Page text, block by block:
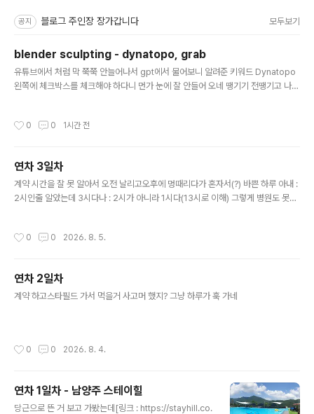
공지 블로그 주인장 장가갑니다 모두보기
blender sculpting - dynatopo, grab
유튜브에서 처럼 막 쭉쭉 안늘어나서 gpt에서 물어보니 알려준 키워드 Dynatopo
왼쪽에 체크박스를 체크해야 하다니 먼가 눈에 잘 안들어 오네 땡기기 전땡기고 나
w인데 grab 으로 바꾸고 하니 겁나 쉽게 끌려온다. 다만 vertex 하나만 끌려오고,
0 0 1시간 전
연차 3일차
계약 시간을 잘 못 알아서 오전 날리고오후에 멍때리다가 혼자서(?) 바쁜 하루 아내 :
2시인줄 알았는데 3시다나 : 2시가 아니라 1시다(13시로 이해) 그렇게 병원도 못가
0 0 2026. 8. 5.
연차 2일차
계약 하고스타필드 가서 먹을거 사고머 했지? 그냥 하루가 훅 가네
0 0 2026. 8. 4.
연차 1일차 - 남양주 스테이힐
당근으로 뜬 거 보고 가봤는데[링크 : https://stayhill.co.